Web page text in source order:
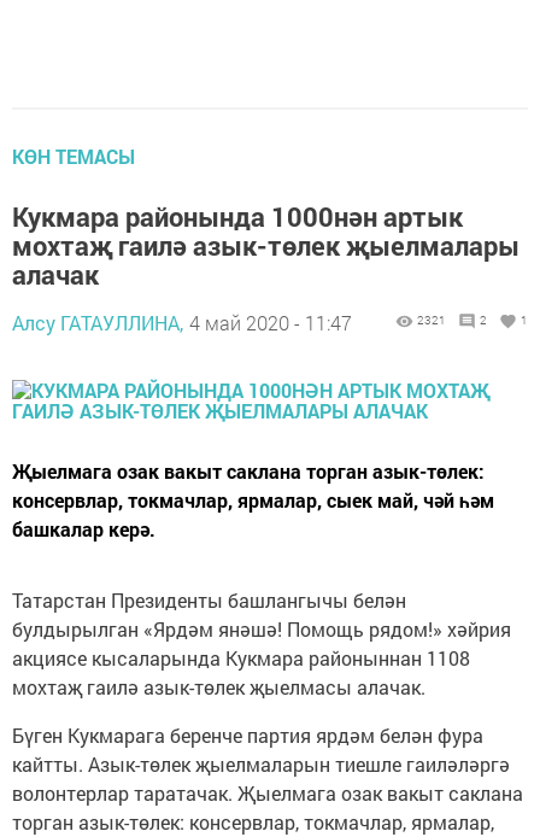
КӨН ТЕМАСЫ
Кукмара районында 1000нән артык
мохтаҗ гаилә азык-төлек җыелмалары
алачак
Алсу ГАТАУЛЛИНА, 4 май 2020 - 11:47 2321 2 1
Җыелмага озак вакыт саклана торган азык-төлек:
консервлар, токмачлар, ярмалар, сыек май, чәй һәм
башкалар керә.
Татарстан Президенты башлангычы белән
булдырылган «Ярдәм янәшә! Помощь рядом!» хәйрия
акциясе кысаларында Кукмара районыннан 1108
мохтаҗ гаилә азык-төлек җыелмасы алачак.
Бүген Кукмарага беренче партия ярдәм белән фура
кайтты. Азык-төлек җыелмаларын тиешле гаиләләргә
волонтерлар таратачак. Җыелмага озак вакыт саклана
торган азык-төлек: консервлар, токмачлар, ярмалар,